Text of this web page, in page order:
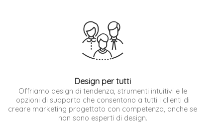
Design per tutti
Offriamo design di tendenza, strumenti intuitivi e le
opzioni di supporto che consentono a tutti i clienti di
creare marketing progettato con competenza, anche se
non sono esperti di design.